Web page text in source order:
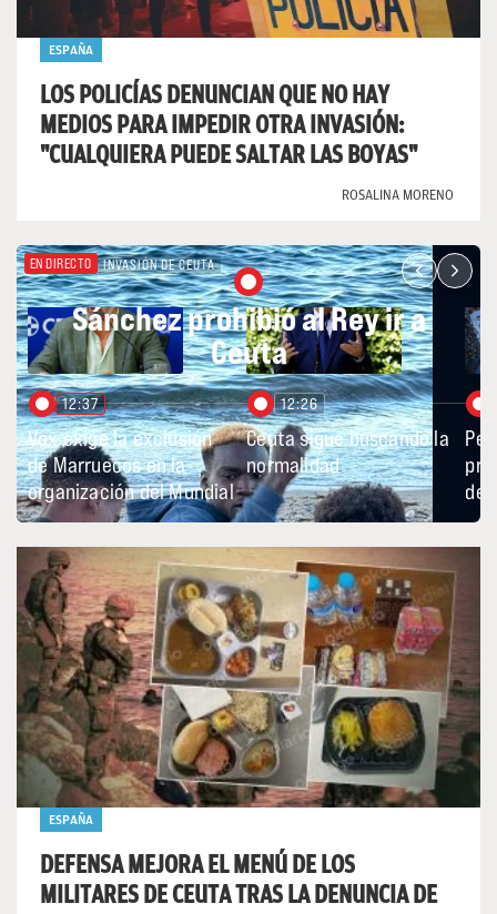
ESPAÑA
LOS POLICÍAS DENUNCIAN QUE NO HAY
MEDIOS PARA IMPEDIR OTRA INVASIÓN:
"CUALQUIERA PUEDE SALTAR LAS BOYAS"
ROSALINA MORENO
ESPAÑA
DEFENSA MEJORA EL MENÚ DE LOS
MILITARES DE CEUTA TRAS LA DENUNCIA DE